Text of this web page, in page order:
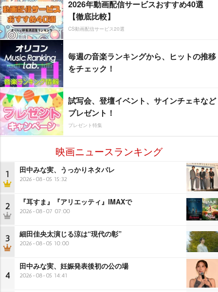
2026年動画配信サービスおすすめ40選
【徹底比較】
CS動画配信サービス20選
毎週の音楽ランキングから、ヒットの推移
をチェック！
試写会、登壇イベント、サインチェキなど
プレゼント！
プレゼント特集
映画ニュースランキング
1 田中みな実、うっかりネタバレ
2026-08-05 15:32
2 『耳すま』『アリエッティ』IMAXで
2026-08-07 07:00
3 細田佳央太演じる涼は“現代の彰”
2026-08-05 10:00
4
田中みな実、妊娠発表後初の公の場
2026-08-05 14:41